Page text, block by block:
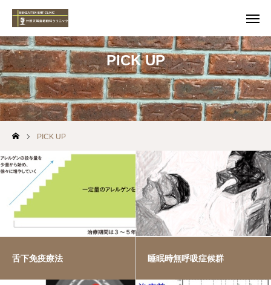
PICK UP
PICK UP
舌下免疫療法 睡眠時無呼吸症候群
WEB予約
電話 アクセス
求人募集
当院について
スタッフ
お知らせ
各種加算項目にかかる掲示事項
PICK UP